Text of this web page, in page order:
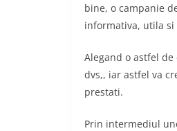
bine, o campanie
informativa, utila
Alegand o astfel
dvs,, iar astfel va
prestati.
Prin intermediul